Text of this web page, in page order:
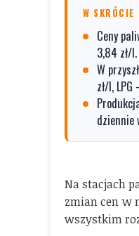
W SKRÓCIE
Ceny
3,84 zł/l.
W
zł/l,
dziennie
Na stacjach
zmian cen w
wszystkim